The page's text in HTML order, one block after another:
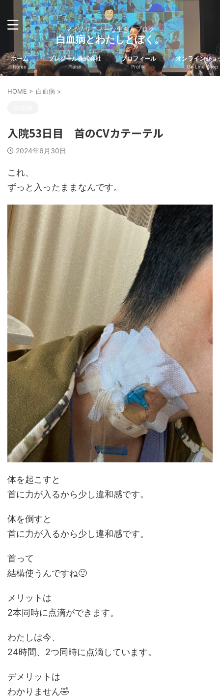
マイノリティーな生き方ブログ
白血病とわたしとぼく。
ホーム
Home
プレジール株式会社
Plaisir
プロフィール
Profile
オンラインショ
On Line Shop
HOME > 白血病 >
入院53日目 首のCVカテーテル
2024年6月30日
これ、
ずっと入ったままなんです。
体を起こすと
首に力が入るから少し違和感です。
体を倒すと
首に力が入るから少し違和感です。
首って
結構使うんですね🙁
メリットは
2本同時に点滴ができます。
わたしは今、
24時間、2つ同時に点滴しています。
デメリットは
わかりません🤣